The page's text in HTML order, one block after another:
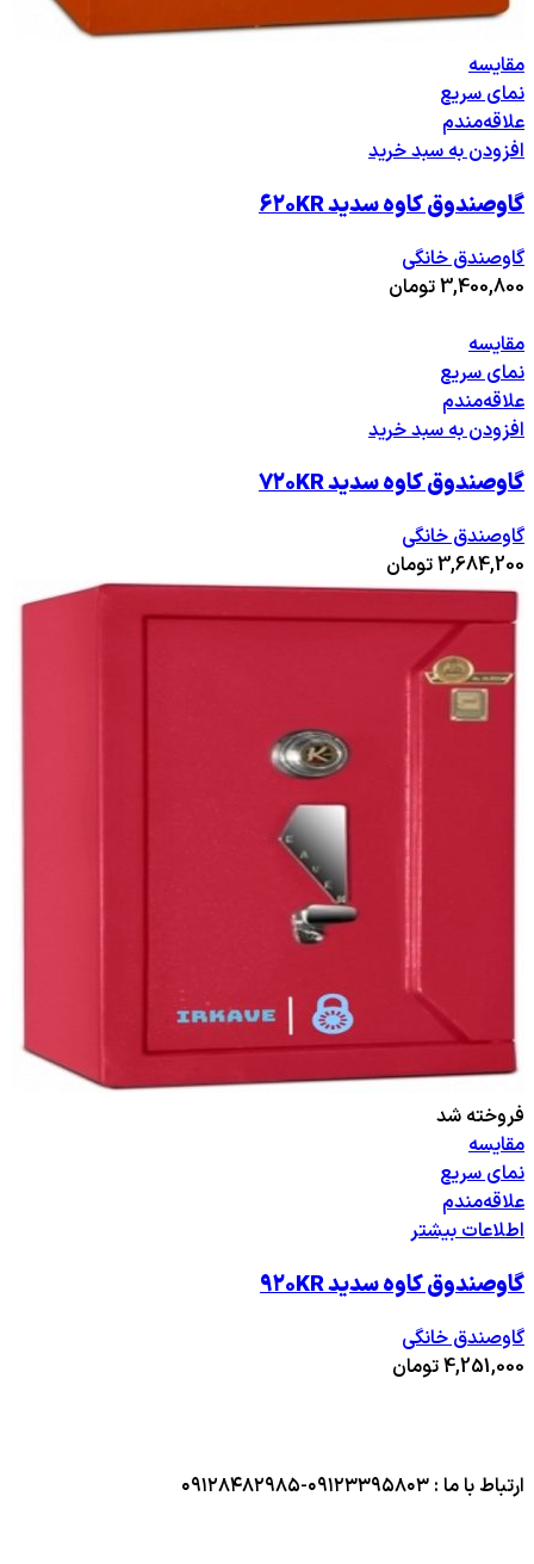
مقایسه
نمای سریع
علاقه‌مندم
افزودن به سبد خرید
گاوصندوق کاوه سدید ۶۲۰KR
گاوصندق خانگی
3,400,800تومان
مقایسه
نمای سریع
علاقه‌مندم
افزودن به سبد خرید
گاوصندوق کاوه سدید ۷۲۰KR
گاوصندق خانگی
3,684,200تومان
فروخته شد
مقایسه
نمای سریع
علاقه‌مندم
اطلاعات بیشتر
گاوصندوق کاوه سدید ۹۲۰KR
گاوصندق خانگی
4,251,000تومان
ارتباط با ما : ۰۹۱۲۳۳۹۵۸۰۳-۰۹۱۲۸۴۸۲۹۸۵